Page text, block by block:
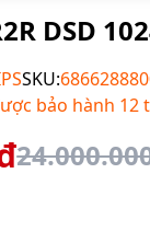
DSD
SKU:
bảo hành 12